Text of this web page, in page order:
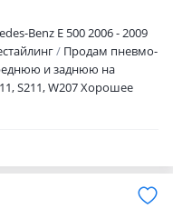
Benz E 500 2006 - 2009
Продам пневмо-
и заднюю на
S211, W207 Хорошее
2 года! Передняя —
день! Предлагаем